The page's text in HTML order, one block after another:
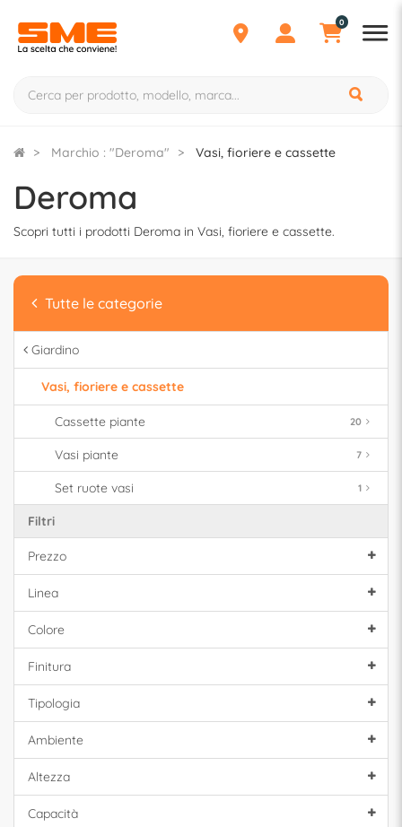
0
Marchio : "Deroma" Vasi, fioriere e cassette
Deroma
Scopri tutti i prodotti Deroma in Vasi, fioriere e cassette.
Tutte le categorie
Giardino
Vasi, fioriere e cassette
20
Cassette piante
7
Vasi piante
1
Set ruote vasi
Filtri
Prezzo
Linea
Colore
Finitura
Tipologia
Ambiente
Altezza
Capacità